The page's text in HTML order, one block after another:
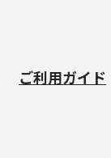
ご利用ガイド